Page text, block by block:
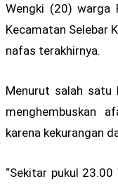
Wengki (20) warga
Kecamatan Selebar
nafas terakhirnya.
Menurut salah satu
menghembuskan
karena kekurangan
“Sekitar pukul 23.00